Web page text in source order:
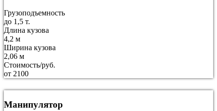
Грузоподъемность
до 1,5 т.
Длина кузова
4,2 м
Ширина кузова
2,06 м
Стоимость/руб.
от 2100
Манипулятор